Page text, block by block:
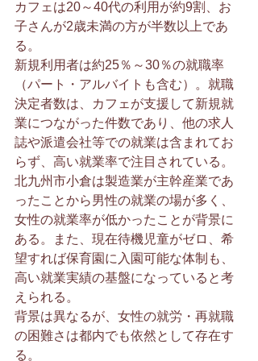
カフェは20～40代の利用が約9割、お
子さんが2歳未満の方が半数以上であ
る。
新規利用者は約25％～30％の就職率
（パート・アルバイトも含む）。就職
決定者数は、カフェが支援して新規就
業につながった件数であり、他の求人
誌や派遣会社等での就業は含まれてお
らず、高い就業率で注目されている。
北九州市小倉は製造業が主幹産業であ
ったことから男性の就業の場が多く、
女性の就業率が低かったことが背景に
ある。また、現在待機児童がゼロ、希
望すれば保育園に入園可能な体制も、
高い就業実績の基盤になっていると考
えられる。
背景は異なるが、女性の就労・再就職
の困難さは都内でも依然として存在す
る。